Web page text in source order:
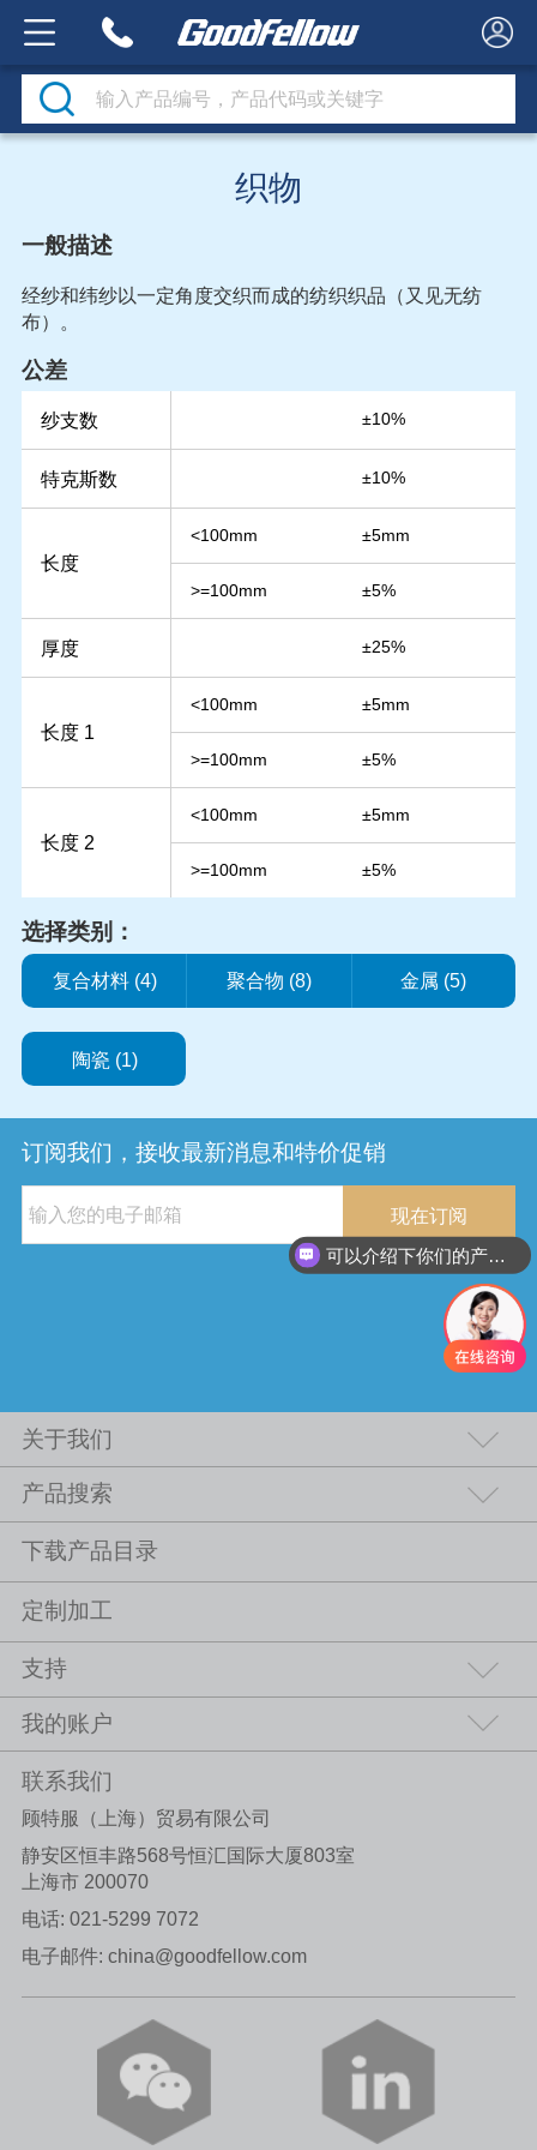
织物
一般描述
经纱和纬纱以一定角度交织而成的纺织织品（又见无纺
布）。
公差
纱支数 ±10%
特克斯数 ±10%
长度
<100mm ±5mm
>=100mm ±5%
厚度 ±25%
长度 1
<100mm ±5mm
>=100mm ±5%
长度 2
<100mm ±5mm
>=100mm ±5%
选择类别：
复合材料 (4) 聚合物 (8) 金属 (5)
陶瓷 (1)
订阅我们，接收最新消息和特价促销
现在订阅
关于我们
产品搜索
下载产品目录
定制加工
支持
我的账户
联系我们
顾特服（上海）贸易有限公司
静安区恒丰路568号恒汇国际大厦803室
上海市 200070
电话: 021-5299 7072
电子邮件: china@goodfellow.com
可以介绍下你们的产品么